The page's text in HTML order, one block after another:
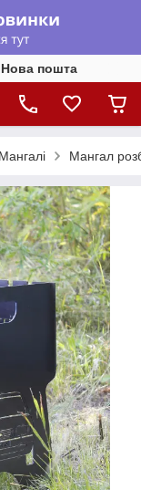
пошта
Мангалі Мангал